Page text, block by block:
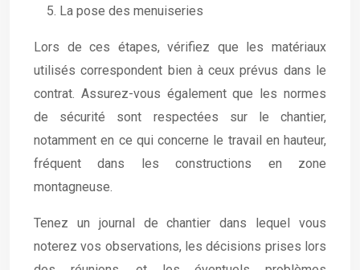
La pose des menuiseries
Lors de ces étapes, vérifiez que les matériaux
utilisés correspondent bien à ceux prévus dans le
contrat. Assurez-vous également que les normes
de sécurité sont respectées sur le chantier,
notamment en ce qui concerne le travail en hauteur,
fréquent dans les constructions en zone
montagneuse.
Tenez un journal de chantier dans lequel vous
noterez vos observations, les décisions prises lors